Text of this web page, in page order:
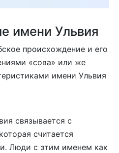
имени Ульвия
происхождение и его
«сова» или же
имени Ульвия
связывается с
считается
Люди с этим именем как